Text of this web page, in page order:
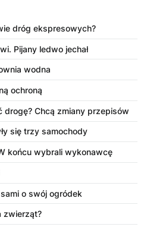
dróg ekspresowych?
Pijany ledwo jechał
wodna
ochroną
drogę? Chcą zmiany przepisów
się trzy samochody
końcu wybrali wykonawcę
o swój ogródek
zwierząt?